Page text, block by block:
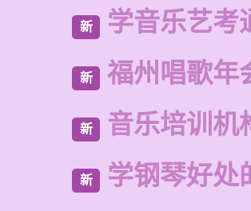
新 学音乐艺考
新 福州唱歌年
新 音乐培训机
新 学钢琴好处